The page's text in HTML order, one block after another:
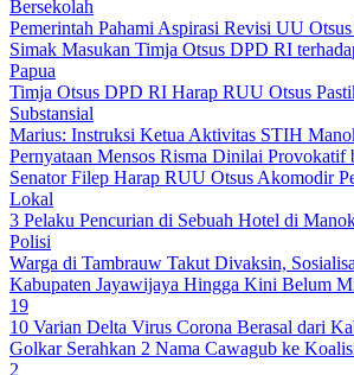
Bersekolah
Pemerintah Pahami Aspirasi Revisi UU
Simak Masukan Timja Otsus DPD RI
Papua
Timja Otsus DPD RI Harap RUU Otsus
Substansial
Marius: Instruksi Ketua Aktivitas STIH
Pernyataan Mensos Risma Dinilai Provokatif
Senator Filep Harap RUU Otsus Akomodir
Lokal
3 Pelaku Pencurian di Sebuah Hotel di
Polisi
Warga di Tambrauw Takut Divaksin,
Kabupaten Jayawijaya Hingga Kini Belum
19
10 Varian Delta Virus Corona Berasal dari
Golkar Serahkan 2 Nama Cawagub ke
2